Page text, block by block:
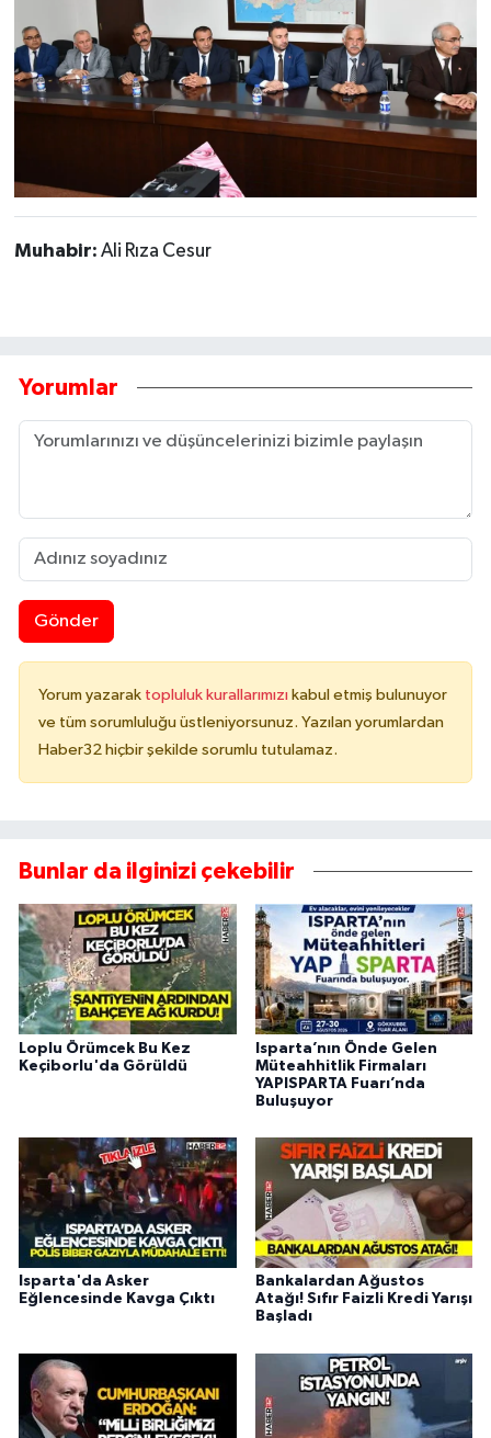
Muhabir: Ali Rıza Cesur
Yorumlar
Gönder
Yorum yazarak topluluk kurallarımızı kabul etmiş bulunuyor
ve tüm sorumluluğu üstleniyorsunuz. Yazılan yorumlardan
Haber32 hiçbir şekilde sorumlu tutulamaz.
Bunlar da ilginizi çekebilir
Loplu Örümcek Bu Kez
Keçiborlu'da Görüldü
Isparta’nın Önde Gelen
Müteahhitlik Firmaları
YAPISPARTA Fuarı’nda
Buluşuyor
Isparta'da Asker
Eğlencesinde Kavga Çıktı
Bankalardan Ağustos
Atağı! Sıfır Faizli Kredi Yarışı
Başladı